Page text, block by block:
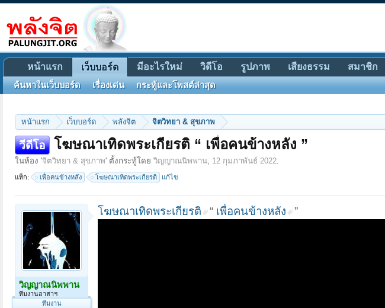
หน้าแรก เว็บบอร์ด พลังจิต จิตวิทยา & สุขภาพ
วีดีโอ โฆษณาเทิดพระเกียรติ “ เพื่อคนข้างหลัง ”
ในห้อง 'จิตวิทยา & สุขภาพ' ตั้งกระทู้โดย วิญญาณนิพพาน, 12 กุมภาพันธ์ 2022.
แท็ก: เพื่อคนข้างหลัง โฆษณาเทิดพระเกียรติ แก้ไข
วิญญาณนิพพาน
ทีมงานอาสาฯ
ทีมงาน
โฆษณาเทิดพระเกียรติ “ เพื่อคนข้างหลัง ”
หน้าแรก เว็บบอร์ด
ค้นหาในเว็บบอร์ด เรื่องเด่น กระทู้และโพสต์ล่าสุด
มีอะไรใหม่ วิดีโอ รูปภาพ เสียงธรรม สมาชิก